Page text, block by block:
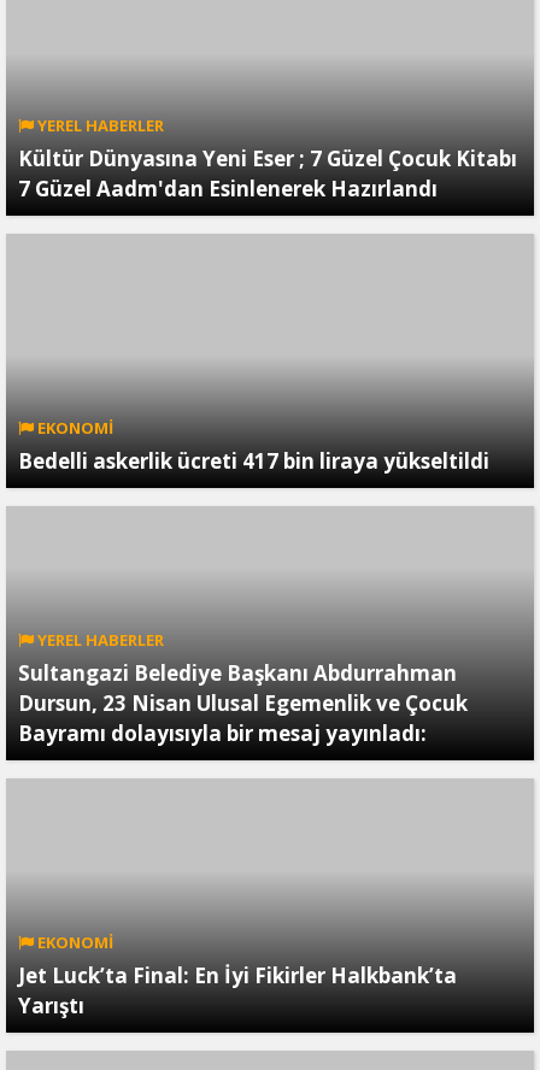
YEREL HABERLER
Kültür Dünyasına Yeni Eser ; 7 Güzel Çocuk Kitabı
7 Güzel Aadm'dan Esinlenerek Hazırlandı
EKONOMİ
Bedelli askerlik ücreti 417 bin liraya yükseltildi
YEREL HABERLER
Sultangazi Belediye Başkanı Abdurrahman
Dursun, 23 Nisan Ulusal Egemenlik ve Çocuk
Bayramı dolayısıyla bir mesaj yayınladı:
EKONOMİ
Jet Luck’ta Final: En İyi Fikirler Halkbank’ta
Yarıştı